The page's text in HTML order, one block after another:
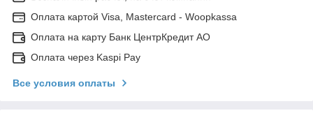
Оплата картой Visa, Mastercard - Woopkassa
Оплата на карту Банк ЦентрКредит АО
Оплата через Kaspi Pay
Все условия оплаты